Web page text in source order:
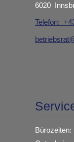
6020
Telefon: